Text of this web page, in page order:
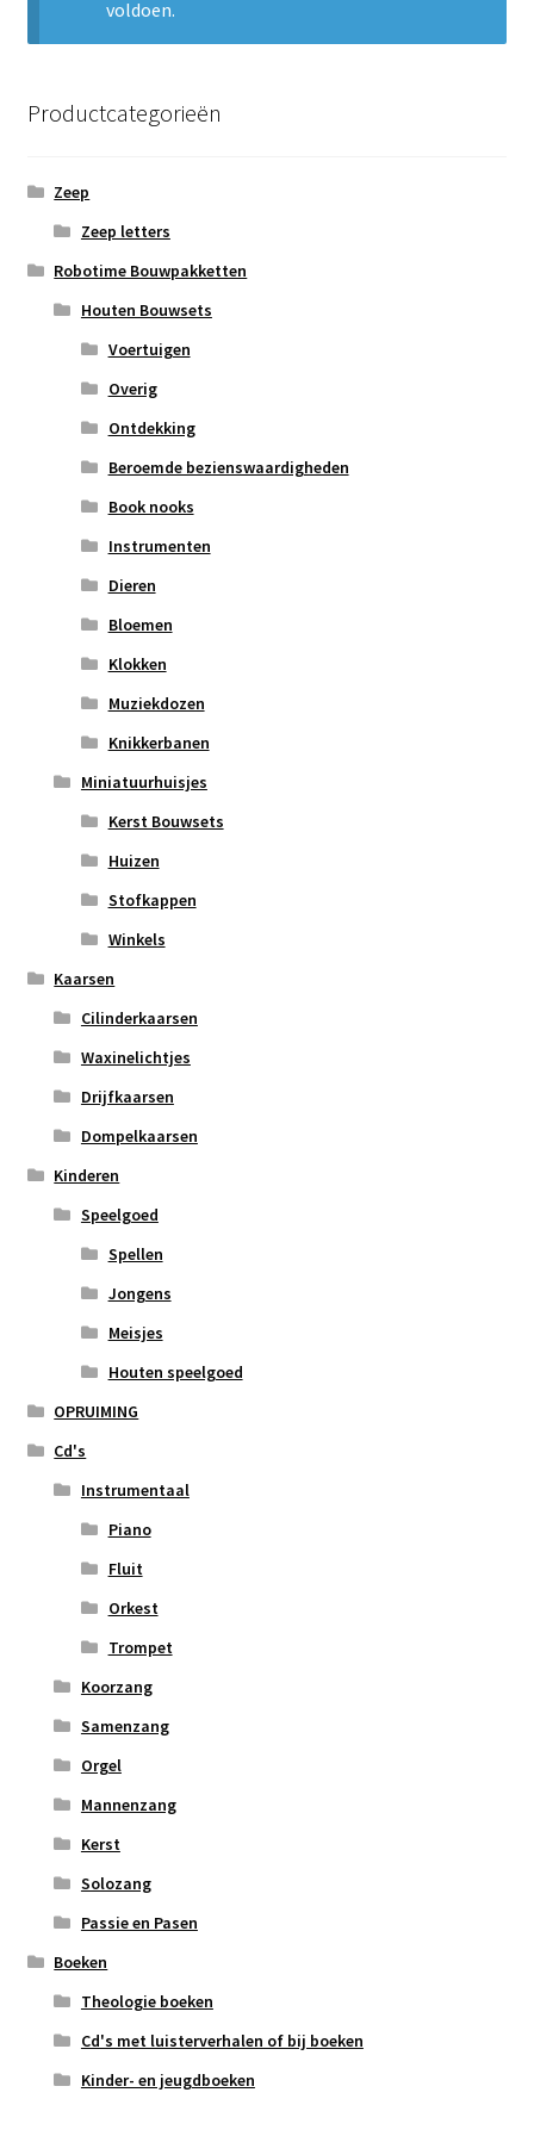
voldoen.
Productcategorieën
Zeep
Zeep letters
Robotime Bouwpakketten
Houten Bouwsets
Voertuigen
Overig
Ontdekking
Beroemde bezienswaardigheden
Book nooks
Instrumenten
Dieren
Bloemen
Klokken
Muziekdozen
Knikkerbanen
Miniatuurhuisjes
Kerst Bouwsets
Huizen
Stofkappen
Winkels
Kaarsen
Cilinderkaarsen
Waxinelichtjes
Drijfkaarsen
Dompelkaarsen
Kinderen
Speelgoed
Spellen
Jongens
Meisjes
Houten speelgoed
OPRUIMING
Cd's
Instrumentaal
Piano
Fluit
Orkest
Trompet
Koorzang
Samenzang
Orgel
Mannenzang
Kerst
Solozang
Passie en Pasen
Boeken
Theologie boeken
Cd's met luisterverhalen of bij boeken
Kinder- en jeugdboeken